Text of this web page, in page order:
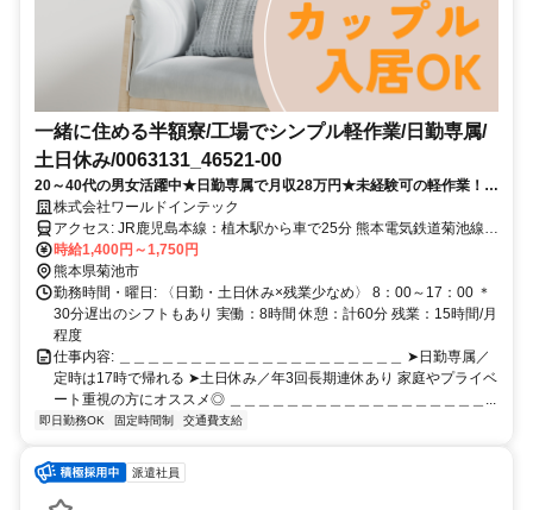
一緒に住める半額寮/工場でシンプル軽作業/日勤専属/
土日休み/0063131_46521-00
20～40代の男女活躍中★日勤専属で月収28万円★未経験可の軽作業！
【履歴書不要・スマホ面接OK】
株式会社ワールドインテック
アクセス: JR鹿児島本線：植木駅から車で25分 熊本電気鉄道菊池線：
御代志駅から車で15分 ＊車・バイク通勤OK ＊無料送迎あり ＊交通
費規定支給 ＼こんなエリアから通勤している先輩も／ 菊池市・山鹿
市・合志市・熊本市北区 玉名市・玉名郡玉東町・玉名郡長洲町 菊池
郡大津町・菊池郡菊陽町 お車での通勤がおすすめです◎
時給1,400円～1,750円
熊本県菊池市
勤務時間・曜日: 〈日勤・土日休み×残業少なめ〉 8：00～17：00 ＊
30分遅出のシフトもあり 実働：8時間 休憩：計60分 残業：15時間/月
程度
仕事内容: ＿＿＿＿＿＿＿＿＿＿＿＿＿＿＿＿＿＿＿＿ ➤日勤専属／
定時は17時で帰れる ➤土日休み／年3回長期連休あり 家庭やプライベ
ート重視の方にオススメ◎ ＿＿＿＿＿＿＿＿＿＿＿＿＿＿＿＿＿＿...
即日勤務OK 固定時間制 交通費支給
派遣社員